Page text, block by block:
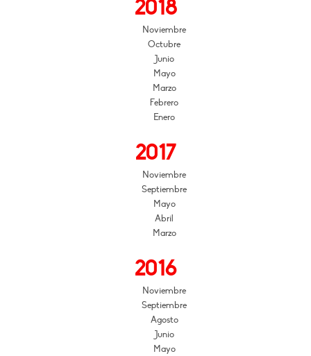
2018
Noviembre
Octubre
Junio
Mayo
Marzo
Febrero
Enero
2017
Noviembre
Septiembre
Mayo
Abril
Marzo
2016
Noviembre
Septiembre
Agosto
Junio
Mayo